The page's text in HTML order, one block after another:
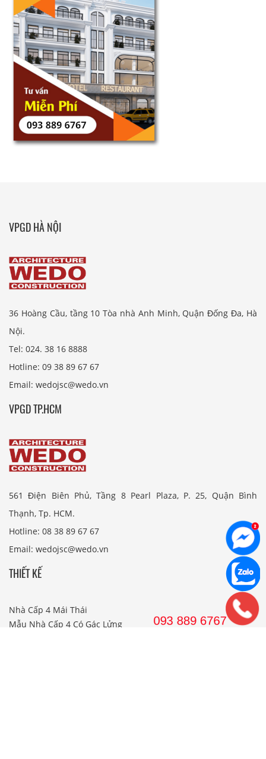
VPGD HÀ NỘI
36 Hoàng Cầu, tầng 10 Tòa nhà Anh Minh, Quận Đống Đa, Hà
Nội.
Tel: 024. 38 16 8888
Hotline: 09 38 89 67 67
Email: wedojsc@wedo.vn
VPGD TP.HCM
561 Điện Biên Phủ, Tầng 8 Pearl Plaza, P. 25, Quận Bình
Thạnh, Tp. HCM.
Hotline: 08 38 89 67 67
Email: wedojsc@wedo.vn
THIẾT KẾ
Nhà Cấp 4 Mái Thái
Mẫu Nhà Cấp 4 Có Gác Lửng